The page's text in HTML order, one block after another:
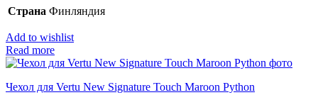
Страна Финляндия
Add to wishlist
Read more
Чехол для Vertu New Signature Touch Maroon Python